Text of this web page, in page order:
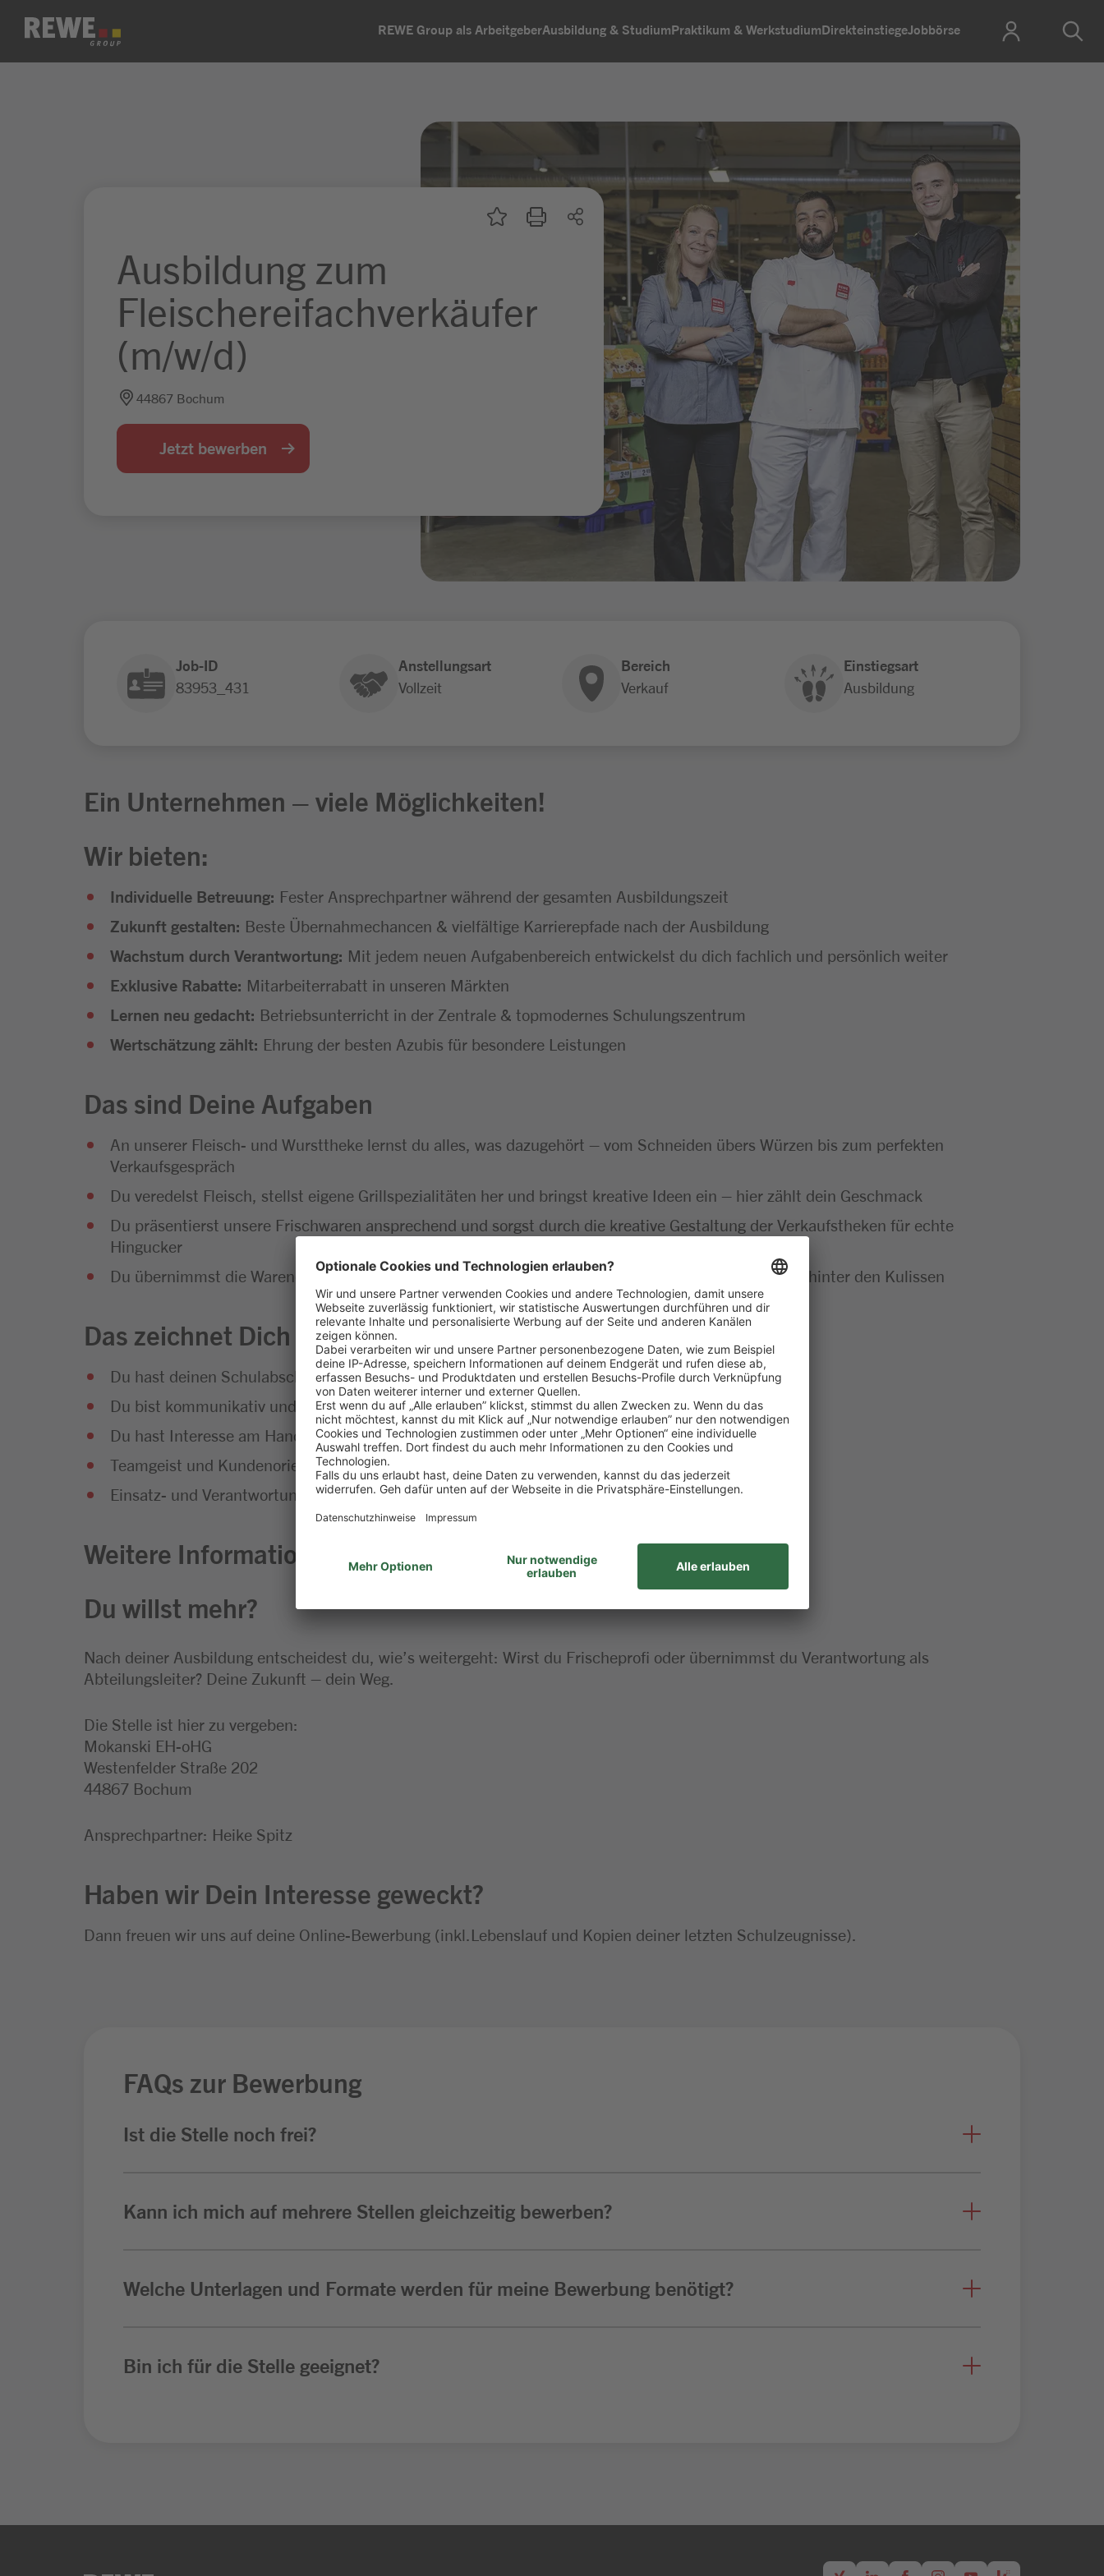
Zum Inhalt springen REWE Group als ArbeitgeberAusbildung & StudiumPraktikum & WerkstudiumDirekteinstiegeJobbörse
Ausbildung zum
Fleischereifachverkäufer
(m/w/d)
44867 Bochum
Jetzt bewerben
Job-ID
83953_431
Anstellungsart
Vollzeit
Bereich
Verkauf
Einstiegsart
Ausbildung
Ein Unternehmen – viele Möglichkeiten!
Wir bieten:
Individuelle Betreuung: Fester Ansprechpartner während der gesamten Ausbildungszeit
Zukunft gestalten: Beste Übernahmechancen & vielfältige Karrierepfade nach der Ausbildung
Wachstum durch Verantwortung: Mit jedem neuen Aufgabenbereich entwickelst du dich fachlich und persönlich weiter
Exklusive Rabatte: Mitarbeiterrabatt in unseren Märkten
Lernen neu gedacht: Betriebsunterricht in der Zentrale & topmodernes Schulungszentrum
Wertschätzung zählt: Ehrung der besten Azubis für besondere Leistungen
Das sind Deine Aufgaben
An unserer Fleisch- und Wursttheke lernst du alles, was dazugehört – vom Schneiden übers Würzen bis zum perfekten
Verkaufsgespräch
Du veredelst Fleisch, stellst eigene Grillspezialitäten her und bringst kreative Ideen ein – hier zählt dein Geschmack
Du präsentierst unsere Frischwaren ansprechend und sorgst durch die kreative Gestaltung der Verkaufstheken für echte
Hingucker
Du übernimmst die Warendisposition, kontrollierst die Qualität und sorgst für reibungslose Abläufe hinter den Kulissen
Das zeichnet Dich aus
Du hast deinen Schulabschluss erfolgreich gemeistert
Du bist kommunikativ und hast Spaß am Umgang mit Menschen
Du hast Interesse am Handel und an Lebensmitteln
Teamgeist und Kundenorientierung gehören für dich einfach dazu
Einsatz- und Verantwortungsbereitschaft bringst du gerne mit
Weitere Informationen zu dieser Stelle
Du willst mehr?
Nach deiner Ausbildung entscheidest du, wie’s weitergeht: Wirst du Frischeprofi oder übernimmst du Verantwortung als
Abteilungsleiter? Deine Zukunft – dein Weg.
Die Stelle ist hier zu vergeben:
Mokanski EH-oHG
Westenfelder Straße 202
44867 Bochum
Ansprechpartner: Heike Spitz
Haben wir Dein Interesse geweckt?
Dann freuen wir uns auf deine Online-Bewerbung (inkl.Lebenslauf und Kopien deiner letzten Schulzeugnisse).
FAQs zur Bewerbung
Ist die Stelle noch frei?
Kann ich mich auf mehrere Stellen gleichzeitig bewerben?
Welche Unterlagen und Formate werden für meine Bewerbung benötigt?
Bin ich für die Stelle geeignet?